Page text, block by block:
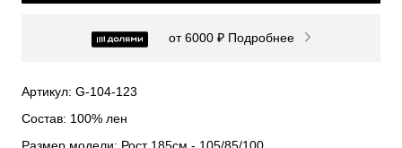
от 6000 ₽ Подробнее
Артикул: G-104-123
Состав: 100% лен